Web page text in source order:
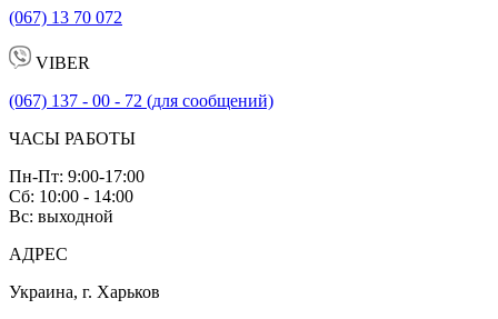
(067) 13 70 072
VIBER
(067) 137 - 00 - 72 (для сообщений)
ЧАСЫ РАБОТЫ
Пн-Пт: 9:00-17:00
Сб: 10:00 - 14:00
Вс: выходной
АДРЕС
Украина, г. Харьков